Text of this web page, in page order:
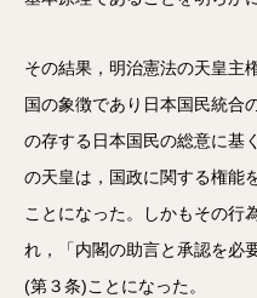
その結果，明治憲法の天皇主
国の象徴であり日本国民統合
の存する日本国民の総意に基
の天皇は，国政に関する権能
ことになった。しかもその行
れ，「内閣の助言と承認を必
(第３条)ことになった。